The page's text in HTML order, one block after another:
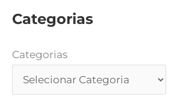
Categorias
Categorias